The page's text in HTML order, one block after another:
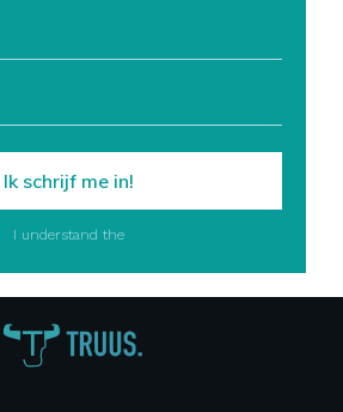
Ik schrijf me in!
I understand the